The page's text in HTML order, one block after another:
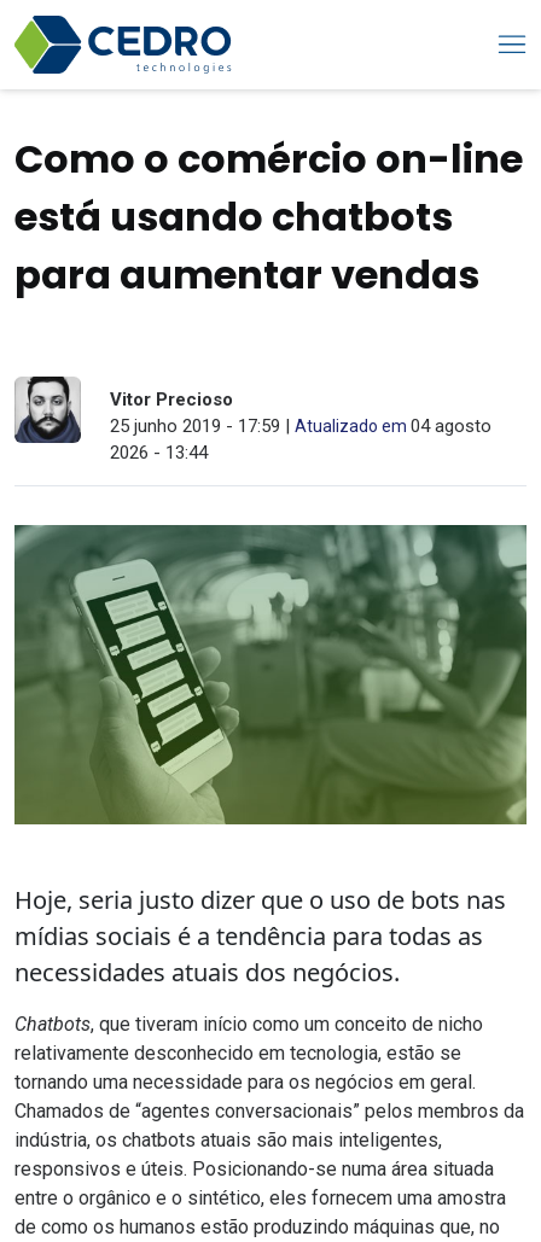
Como o comércio on-line
está usando chatbots
para aumentar vendas
Vitor Precioso
25 junho 2019 - 17:59 |Atualizado em04 agosto
2026 - 13:44
Hoje, seria justo dizer que o uso de bots nas
mídias sociais é a tendência para todas as
necessidades atuais dos negócios.
Chatbots, que tiveram início como um conceito de nicho
relativamente desconhecido em tecnologia, estão se
tornando uma necessidade para os negócios em geral.
Chamados de “agentes conversacionais” pelos membros da
indústria, os chatbots atuais são mais inteligentes,
responsivos e úteis. Posicionando-se numa área situada
entre o orgânico e o sintético, eles fornecem uma amostra
de como os humanos estão produzindo máquinas que, no